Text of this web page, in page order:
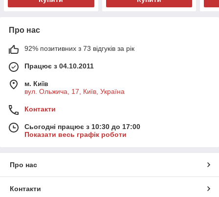
Про нас
92% позитивних з 73 відгуків за рік
Працює з 04.10.2011
м. Київ
вул. Ольжича, 17, Київ, Україна
Контакти
Сьогодні працює з 10:30 до 17:00
Показати весь графік роботи
Про нас
Контакти